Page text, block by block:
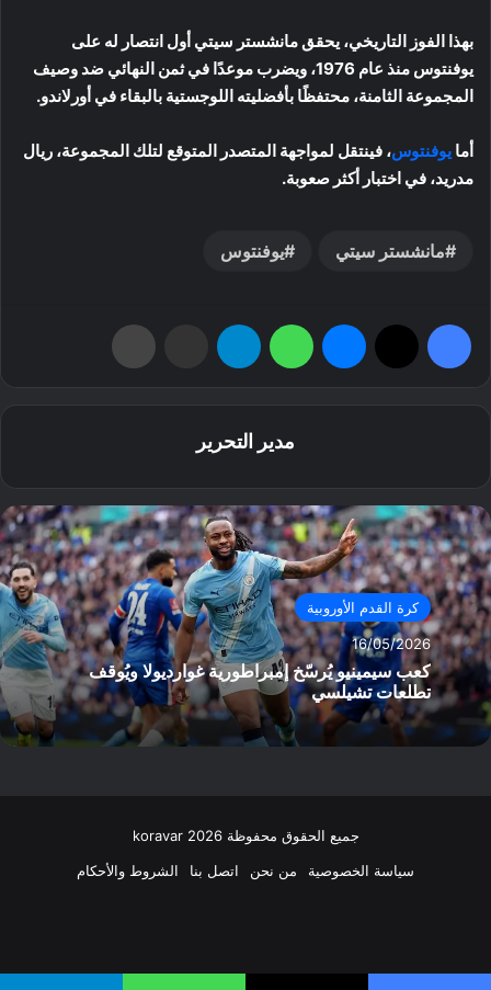
بهذا الفوز التاريخي، يحقق مانشستر سيتي أول انتصار له على
يوفنتوس منذ عام 1976، ويضرب موعدًا في ثمن النهائي ضد وصيف
المجموعة الثامنة، محتفظًا بأفضليته اللوجستية بالبقاء في أورلاندو.
أما يوفنتوس، فينتقل لمواجهة المتصدر المتوقع لتلك المجموعة، ريال
مدريد، في اختبار أكثر صعوبة.
مانشستر سيتي يوفنتوس
مدير التحرير
كرة القدم الأوروبية
16/05/2026
كعب سيمينيو يُرسّخ إمبراطورية غوارديولا ويُوقف
تطلعات تشيلسي
جميع الحقوق محفوظة koravar 2026
سياسة الخصوصية
من نحن اتصل بنا الشروط والأحكام